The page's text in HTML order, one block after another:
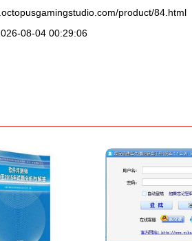
product/84.html
08-04 00:29:06